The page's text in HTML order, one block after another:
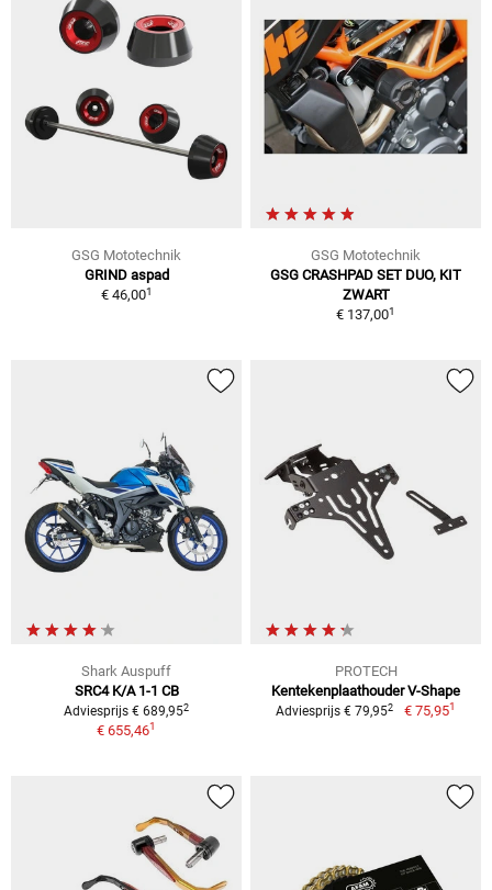
GSG Mototechnik
GRIND aspad
€ 46,001
GSG Mototechnik
GSG CRASHPAD SET DUO, KIT
ZWART
€ 137,001
Shark Auspuff
SRC4 K/A 1-1 CB
Adviesprijs € 689,952
€ 655,461
PROTECH
Kentekenplaathouder V-Shape
Adviesprijs € 79,952 € 75,951